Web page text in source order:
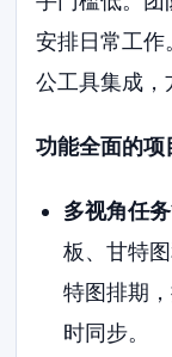
安排日常工
公工具集成，
功能全面的项
多视角任
板、甘特
特图排期
时同步。